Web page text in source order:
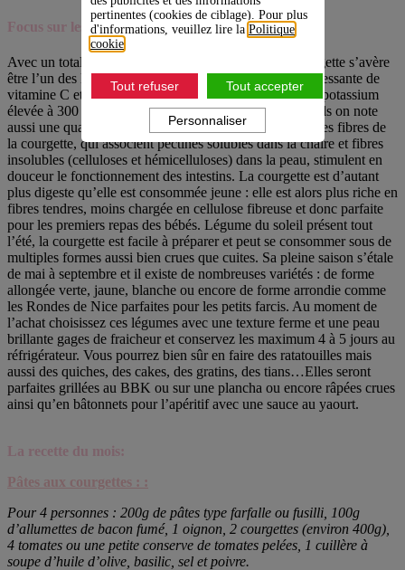
pertinentes (cookies de ciblage). Pour plus
d'informations, veuillez lire la Politique
cookie
Tout refuser Tout accepter
Personnaliser
Focus sur les courgettes
Avec un total énergétique de 23 kcal aux 100g, la courgette s’avère
être l’un des légumes les moins caloriques. Source intéressante de
vitamine C et B9 elle possède également une teneur en potassium
élevée à 300 mg /100g. Parmi ses avantages nutritionnels on note
aussi une quantité globale d’antioxydants importante. Les fibres de
la courgette, qui associent pectines solubles dans la chaire et fibres
insolubles (celluloses et hémicelluloses) dans la peau, stimulent en
douceur le fonctionnement des intestins. La courgette est d’autant
plus digeste qu’elle est consommée jeune : elle est alors plus riche en
fibres tendres, moins chargée en cellulose fibreuse et donc parfaite
pour les premiers repas des bébés. Légume du soleil présent tout
l’été, la courgette est facile à préparer et peut se consommer sous de
multiples formes aussi bien crues que cuites. Sa pleine saison s’étale
de mai à septembre et il existe de nombreuses variétés : de forme
allongée verte, jaune, blanche ou encore de forme arrondie comme
les Rondes de Nice parfaites pour les petits farcis. Au moment de
l’achat choisissez ces légumes avec une texture ferme et une peau
brillante gages de fraicheur et conservez les maximum 4 à 5 jours au
réfrigérateur. Vous pourrez bien sûr en faire des ratatouilles mais
aussi des quiches, des cakes, des gratins, des tians…Elles seront
parfaites grillées au BBK ou sur une plancha ou encore râpées crues
ainsi qu’en bâtonnets pour l’apéritif avec une sauce au yaourt.
La recette du mois:
Pâtes aux courgettes : :
Pour 4 personnes : 200g de pâtes type farfalle ou fusilli, 100g
d’allumettes de bacon fumé, 1 oignon, 2 courgettes (environ 400g),
4 tomates ou une petite conserve de tomates pelées, 1 cuillère à
soupe d’huile d’olive, basilic, sel et poivre.